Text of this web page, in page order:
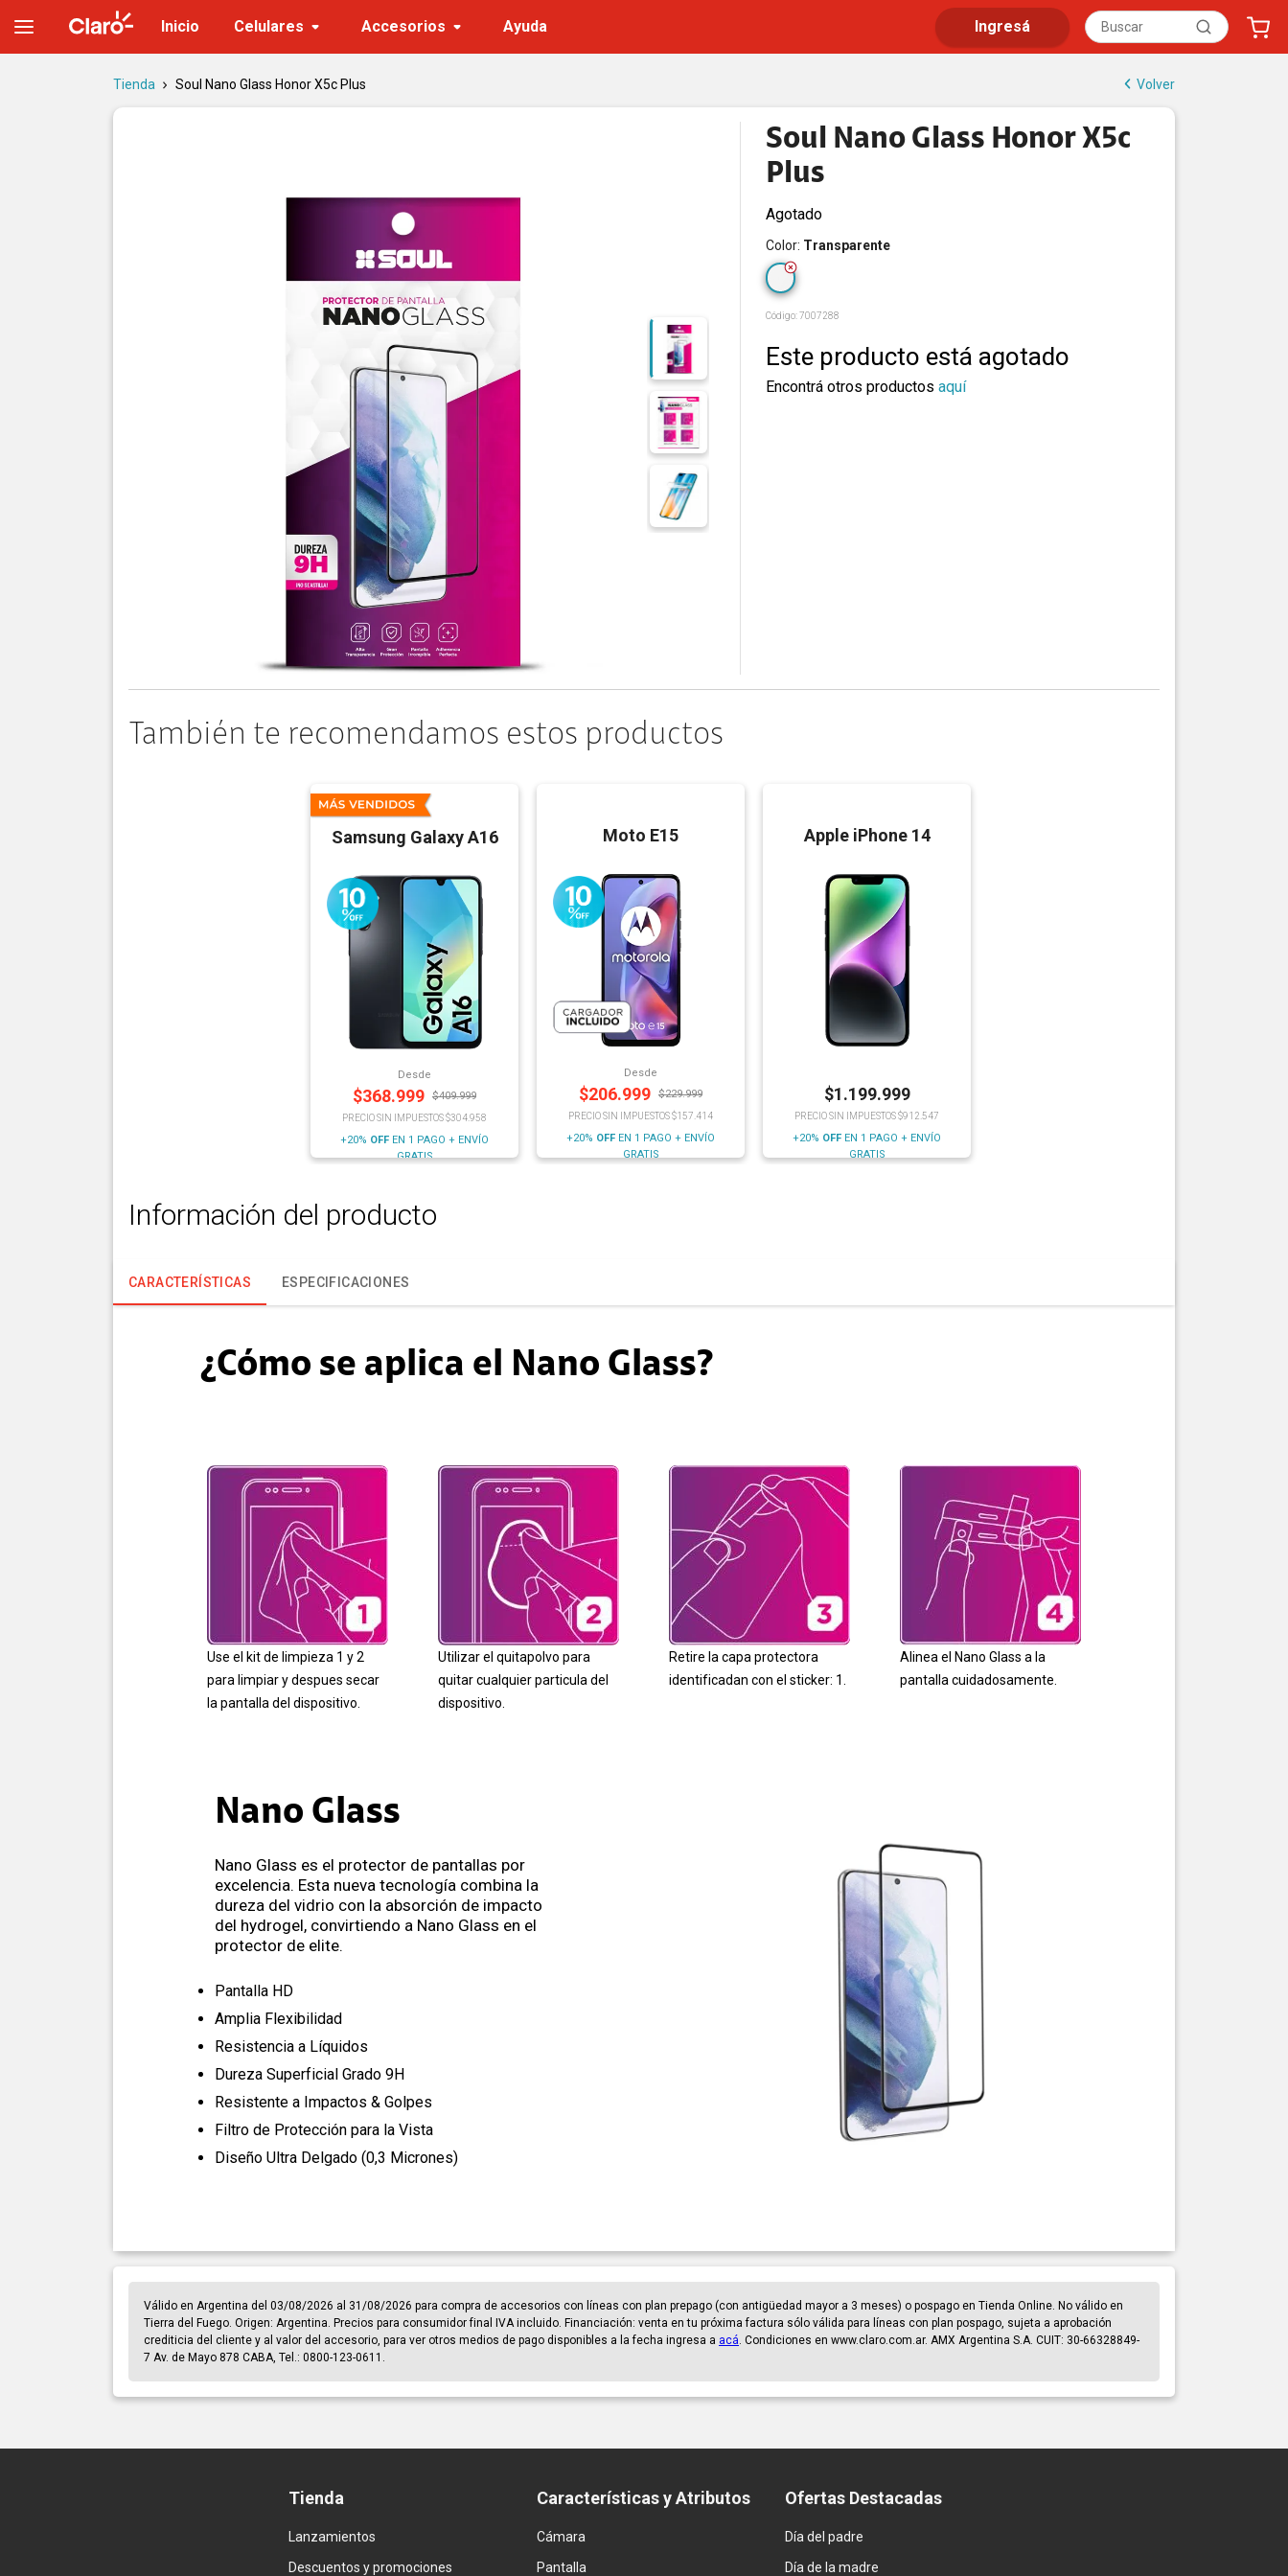
Inicio Celulares Accesorios Ayuda Ingresá
Tienda Soul Nano Glass Honor X5c Plus Volver
Soul Nano Glass Honor X5c
Plus
Agotado
Color: Transparente
Código:7007288
Este producto está agotado
Encontrá otros productos aquí
También te recomendamos estos productos
Samsung Galaxy A16
Desde
$368.999 $409.999
PRECIO SIN IMPUESTOS $304.958
+20% OFF EN 1 PAGO + ENVÍO
GRATIS
Moto E15
Desde
$206.999 $229.999
PRECIO SIN IMPUESTOS $157.414
+20% OFF EN 1 PAGO + ENVÍO
GRATIS
Apple iPhone 14
$1.199.999
PRECIO SIN IMPUESTOS $912.547
+20% OFF EN 1 PAGO + ENVÍO
GRATIS
Información del producto
CARACTERÍSTICAS ESPECIFICACIONES
¿Cómo se aplica el Nano Glass?
Use el kit de limpieza 1 y 2
para limpiar y despues secar
la pantalla del dispositivo.
Utilizar el quitapolvo para
quitar cualquier particula del
dispositivo.
Retire la capa protectora
identificadan con el sticker: 1.
Alinea el Nano Glass a la
pantalla cuidadosamente.
Nano Glass
Nano Glass es el protector de pantallas por
excelencia. Esta nueva tecnología combina la
dureza del vidrio con la absorción de impacto
del hydrogel, convirtiendo a Nano Glass en el
protector de elite.
Pantalla HD
Amplia Flexibilidad
Resistencia a Líquidos
Dureza Superficial Grado 9H
Resistente a Impactos & Golpes
Filtro de Protección para la Vista
Diseño Ultra Delgado (0,3 Micrones)
Válido en Argentina del 03/08/2026 al 31/08/2026 para compra de accesorios con líneas con plan prepago (con antigüedad mayor a 3 meses) o pospago en Tienda Online. No válido en
Tierra del Fuego. Origen: Argentina. Precios para consumidor final IVA incluido. Financiación: venta en tu próxima factura sólo válida para líneas con plan pospago, sujeta a aprobación
crediticia del cliente y al valor del accesorio, para ver otros medios de pago disponibles a la fecha ingresa a acá. Condiciones en www.claro.com.ar. AMX Argentina S.A. CUIT: 30-66328849-
7 Av. de Mayo 878 CABA, Tel.: 0800-123-0611.
Tienda
Lanzamientos
Descuentos y promociones
Características y Atributos
Cámara
Pantalla
Ofertas Destacadas
Día del padre
Día de la madre
Soul Nano Glass Honor X5c Plus | Tienda Claro